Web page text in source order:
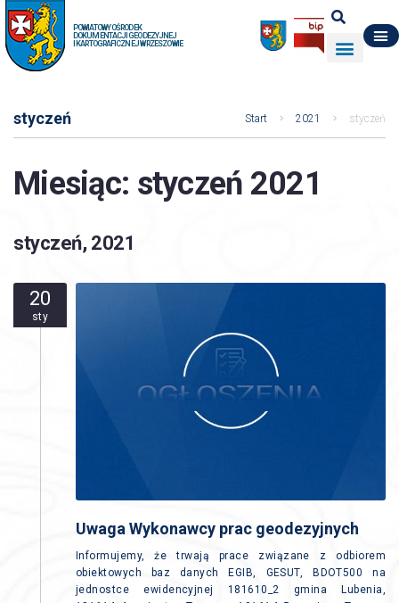
POWIATOWY OŚRODEK
DOKUMENTACJI GEODEZYJNEJ
I KARTOGRAFICZNEJ W RZESZOWIE
styczeń Start 2021 styczeń
Miesiąc: styczeń 2021
styczeń, 2021
20
sty
Uwaga Wykonawcy prac geodezyjnych
Informujemy, że trwają prace związane z odbiorem
obiektowych baz danych EGIB, GESUT, BDOT500 na
jednostce ewidencyjnej 181610_2 gmina Lubenia,